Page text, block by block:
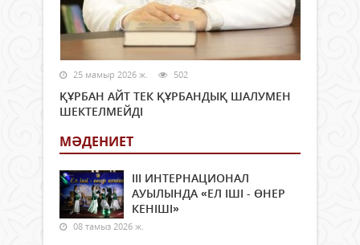
25 мамыр 2026 ж. 502
ҚҰРБАН АЙТ ТЕК ҚҰРБАНДЫҚ ШАЛУМЕН
ШЕКТЕЛМЕЙДІ
МӘДЕНИЕТ
ІІІ ИНТЕРНАЦИОНАЛ
АУЫЛЫНДА «ЕЛ ІШІ - ӨНЕР
КЕНІШІ»
08 тамыз 2026 ж.